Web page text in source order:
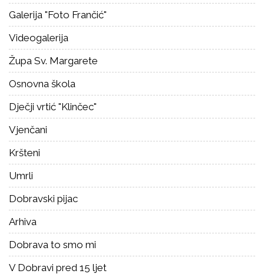
Galerija "Foto Frančić"
Videogalerija
Župa Sv. Margarete
Osnovna škola
Dječji vrtić "Klinčec"
Vjenčani
Kršteni
Umrli
Dobravski pijac
Arhiva
Dobrava to smo mi
V Dobravi pred 15 ljet